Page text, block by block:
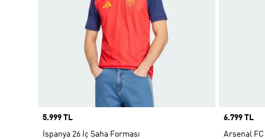
Price
5.999 TL
İspanya 26 İç Saha Forması
Price
6.799 TL
Arsenal FC